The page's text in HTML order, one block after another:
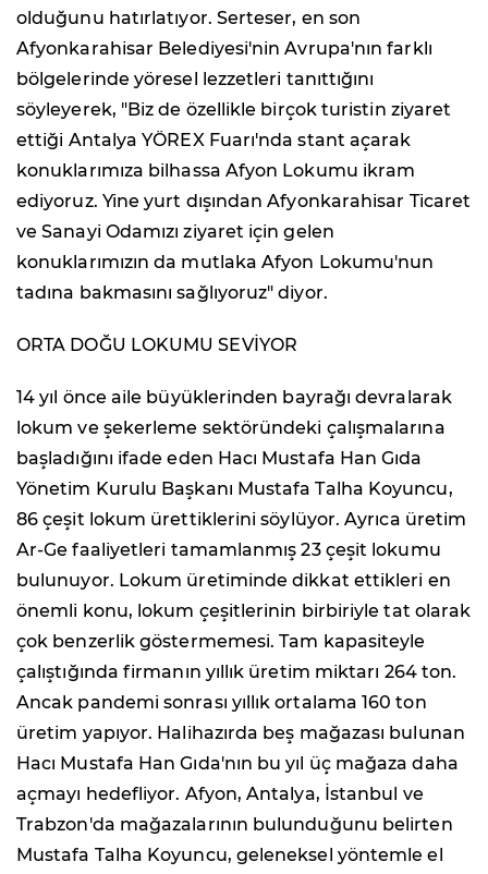
olduğunu hatırlatıyor. Serteser, en son
Afyonkarahisar Belediyesi'nin Avrupa'nın farklı
bölgelerinde yöresel lezzetleri tanıttığını
söyleyerek, "Biz de özellikle birçok turistin ziyaret
ettiği Antalya YÖREX Fuarı'nda stant açarak
konuklarımıza bilhassa Afyon Lokumu ikram
ediyoruz. Yine yurt dışından Afyonkarahisar Ticaret
ve Sanayi Odamızı ziyaret için gelen
konuklarımızın da mutlaka Afyon Lokumu'nun
tadına bakmasını sağlıyoruz" diyor.
ORTA DOĞU LOKUMU SEVİYOR
14 yıl önce aile büyüklerinden bayrağı devralarak
lokum ve şekerleme sektöründeki çalışmalarına
başladığını ifade eden Hacı Mustafa Han Gıda
Yönetim Kurulu Başkanı Mustafa Talha Koyuncu,
86 çeşit lokum ürettiklerini söylüyor. Ayrıca üretim
Ar-Ge faaliyetleri tamamlanmış 23 çeşit lokumu
bulunuyor. Lokum üretiminde dikkat ettikleri en
önemli konu, lokum çeşitlerinin birbiriyle tat olarak
çok benzerlik göstermemesi. Tam kapasiteyle
çalıştığında firmanın yıllık üretim miktarı 264 ton.
Ancak pandemi sonrası yıllık ortalama 160 ton
üretim yapıyor. Halihazırda beş mağazası bulunan
Hacı Mustafa Han Gıda'nın bu yıl üç mağaza daha
açmayı hedefliyor. Afyon, Antalya, İstanbul ve
Trabzon'da mağazalarının bulunduğunu belirten
Mustafa Talha Koyuncu, geleneksel yöntemle el